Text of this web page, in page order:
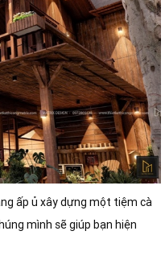
ấp ủ xây dựng một tiệm cà
mình sẽ giúp bạn hiện